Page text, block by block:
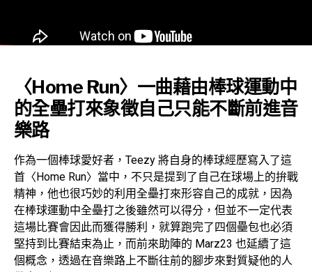
〈Home Run〉一曲藉由棒球運動中
的全壘打來象徵自己只能不斷前進音
樂路
作為一個棒球愛好者，Teezy 將自身的棒球經歷寫入了這
首〈Home Run〉當中，不只是提到了自己在球場上的拚戰
精神，他也很巧妙的利用全壘打來形容自己的成就，因為
在棒球運動中全壘打之後雖然可以得分，但並不一定代表
這場比賽會因此而獲得勝利，就算跑完了四個壘包也必須
堅持到比賽結束為止，而前來助陣的 Marz23 也延續了這
個概念，透過在音樂路上不斷往前的腳步來對質疑他的人